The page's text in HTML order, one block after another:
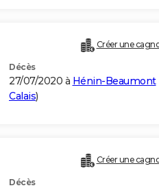
Créer une
Décès
27/07/2020 à Hénin-Beaumont
Calais)
Créer une
Décès